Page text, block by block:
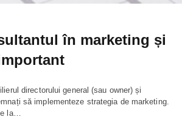
în marketing și
directorului general (sau owner) și
să implementeze strategia de marketing.
la…